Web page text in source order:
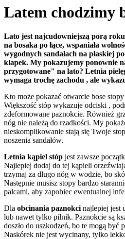
Latem chodzimy
Lato jest najcudowniejszą porą
na bosaka po łące, wspaniała
wygodnych sandałach na płaskiej
klapek. My pokazujemy ponownie
przygotowane" na lato? Letnia
wymaga trochę zachodu , ale
Kto może pokazać otwarcie bose
Większość stóp wykazuje odciski ,
zdeformowane paznokcie. Również
nóg nie należą do rzadkości. My
nieskomplikowanie stają się Twoje
noszenia sandałów.
Letnia kąpiel stóp jest zawsze
Najlepiej dodaj do tej kąpieli
trzymaj za długo nóg w wodzie, bo
Następnie musisz stopy bardzo
palcami, aby zapobiec ewentualnej
Dla obcinania paznokci najlepiej jest
lub nawet tylko pilnik. Paznokcie są
doszło do uszkodzeń, bo te mogą
Naskórek nie jest wycinany, tylko